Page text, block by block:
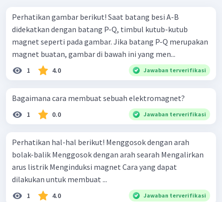
Perhatikan gambar berikut! Saat batang besi A-B
didekatkan dengan batang P-Q, timbul kutub-kutub
magnet seperti pada gambar. Jika batang P-Q merupakan
magnet buatan, gambar di bawah ini yang men...
1 4.0 Jawaban terverifikasi
Bagaimana cara membuat sebuah elektromagnet?
1 0.0 Jawaban terverifikasi
Perhatikan hal-hal berikut! Menggosok dengan arah
bolak-balik Menggosok dengan arah searah Mengalirkan
arus listrik Menginduksi magnet Cara yang dapat
dilakukan untuk membuat ...
1 4.0 Jawaban terverifikasi